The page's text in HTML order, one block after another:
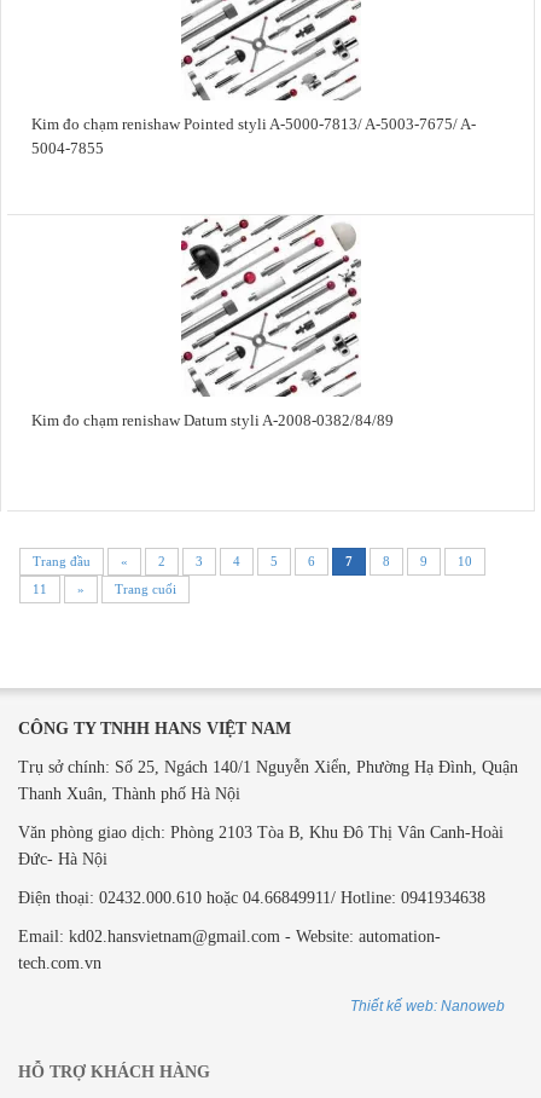
Kim đo chạm renishaw Pointed styli A-5000-7813/ A-5003-7675/ A-
5004-7855
Kim đo chạm renishaw Datum styli A-2008-0382/84/89
Trang đầu « 2 3 4 5 6 7 8 9
10
11
» Trang cuối
CÔNG TY TNHH HANS VIỆT NAM
Trụ sở chính: Số 25, Ngách 140/1 Nguyễn Xiển, Phường Hạ Đình, Quận
Thanh Xuân, Thành phố Hà Nội
Văn phòng giao dịch: ​Phòng 2103 Tòa B, Khu Đô Thị Vân Canh-Hoài
Đức- Hà Nội
Điện thoại: 02432.000.610 hoặc 04.66849911/ Hotline: 0941934638
Email: kd02.hansvietnam@gmail.com - Website: automation-
tech.com.vn
Thiết kế web: Nanoweb
HỖ TRỢ KHÁCH HÀNG